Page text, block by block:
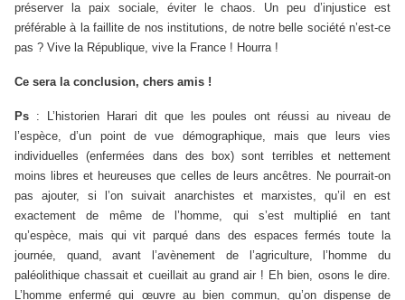
préserver la paix sociale, éviter le chaos. Un peu d’injustice est
préférable à la faillite de nos institutions, de notre belle société n’est-ce
pas ? Vive la République, vive la France ! Hourra !
Ce sera la conclusion, chers amis !
Ps : L’historien Harari dit que les poules ont réussi au niveau de
l’espèce, d’un point de vue démographique, mais que leurs vies
individuelles (enfermées dans des box) sont terribles et nettement
moins libres et heureuses que celles de leurs ancêtres. Ne pourrait-on
pas ajouter, si l’on suivait anarchistes et marxistes, qu’il en est
exactement de même de l’homme, qui s’est multiplié en tant
qu’espèce, mais qui vit parqué dans des espaces fermés toute la
journée, quand, avant l’avènement de l’agriculture, l’homme du
paléolithique chassait et cueillait au grand air ! Eh bien, osons le dire.
L’homme enfermé qui œuvre au bien commun, qu’on dispense de